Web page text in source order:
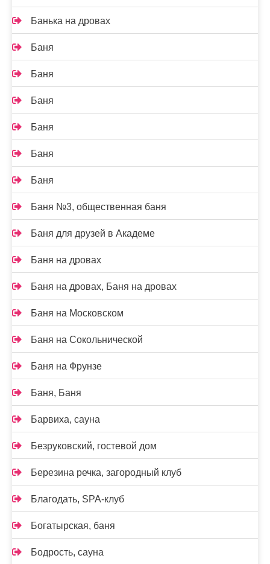
Банька на дровах
Баня
Баня
Баня
Баня
Баня
Баня
Баня №3, общественная баня
Баня для друзей в Академе
Баня на дровах
Баня на дровах, Баня на дровах
Баня на Московском
Баня на Сокольнической
Баня на Фрунзе
Баня, Баня
Барвиха, сауна
Безруковский, гостевой дом
Березина речка, загородный клуб
Благодать, SPA-клуб
Богатырская, баня
Бодрость, сауна